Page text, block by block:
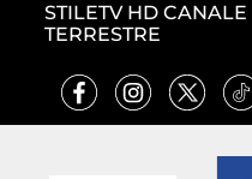
STILETV HD
TERRESTRE